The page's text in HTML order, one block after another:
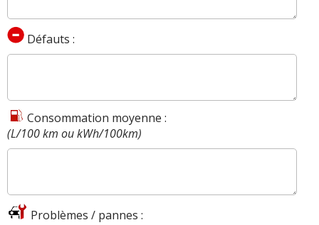
Défauts :
Consommation moyenne :
(L/100 km ou kWh/100km)
Problèmes / pannes :